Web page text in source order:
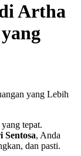
Artha
tepat.
Sentosa, Anda
dan pasti.